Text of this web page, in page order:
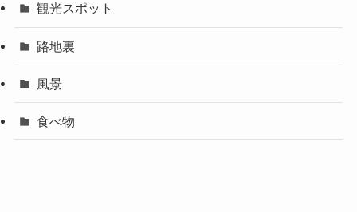
観光スポット
路地裏
風景
食べ物